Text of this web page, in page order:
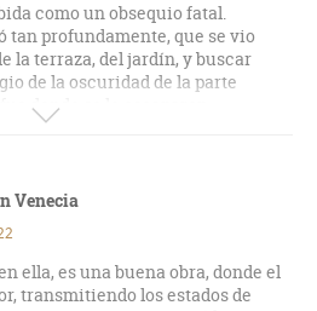
como un obsequio fatal.
tan profundamente, que se vio
la terraza, del jardín, y buscar
de la oscuridad de la parte
donde se le escaparon
indignadas y tiernas al
sonreír así! ¡No se debe sonreír así
y fuera de sí, aspiró el aroma
reprimido de un adulto mayor,
escritor alemán", por un
a quien conoce durante una
Venecia
ella, es una buena obra, donde el
transmitiendo los estados de